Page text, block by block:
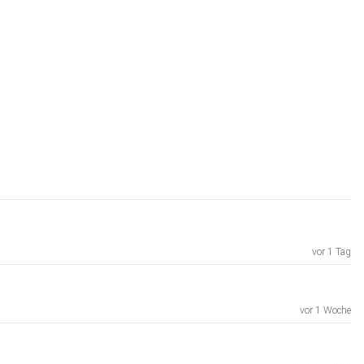
vor 1 Tag
vor 1 Woche